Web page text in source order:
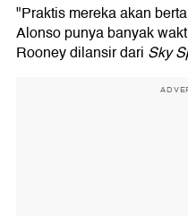
"Praktis mereka akan
Alonso punya banyak
Rooney dilansir dari Sky